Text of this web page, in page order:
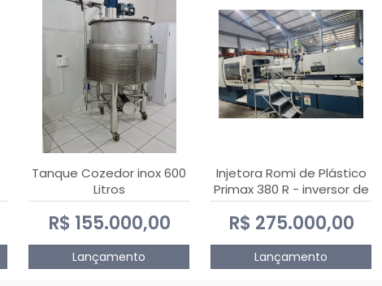
Tanque Cozedor inox 600
Litros
R$ 155.000,00
Lançamento
Injetora Romi de Plástico
Primax 380 R - inversor de
frequência NR 12 - 2008
R$ 275.000,00
Lançamento